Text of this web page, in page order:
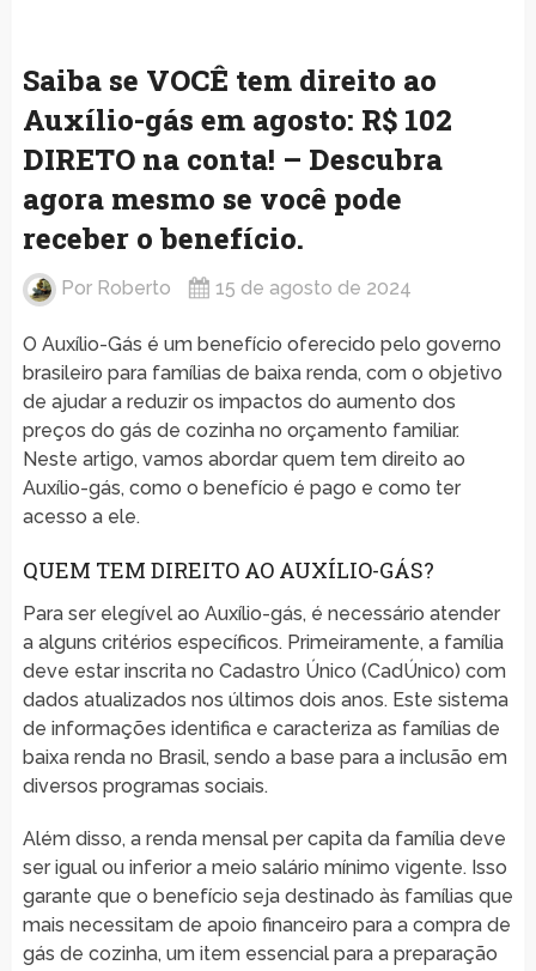
Saiba se VOCÊ tem direito ao
Auxílio-gás em agosto: R$ 102
DIRETO na conta! – Descubra
agora mesmo se você pode
receber o benefício.
Por Roberto 15 de agosto de 2024
O Auxílio-Gás é um benefício oferecido pelo governo
brasileiro para famílias de baixa renda, com o objetivo
de ajudar a reduzir os impactos do aumento dos
preços do gás de cozinha no orçamento familiar.
Neste artigo, vamos abordar quem tem direito ao
Auxílio-gás, como o benefício é pago e como ter
acesso a ele.
QUEM TEM DIREITO AO AUXÍLIO-GÁS?
Para ser elegível ao Auxílio-gás, é necessário atender
a alguns critérios específicos. Primeiramente, a família
deve estar inscrita no Cadastro Único (CadÚnico) com
dados atualizados nos últimos dois anos. Este sistema
de informações identifica e caracteriza as famílias de
baixa renda no Brasil, sendo a base para a inclusão em
diversos programas sociais.
Além disso, a renda mensal per capita da família deve
ser igual ou inferior a meio salário mínimo vigente. Isso
garante que o benefício seja destinado às famílias que
mais necessitam de apoio financeiro para a compra de
gás de cozinha, um item essencial para a preparação